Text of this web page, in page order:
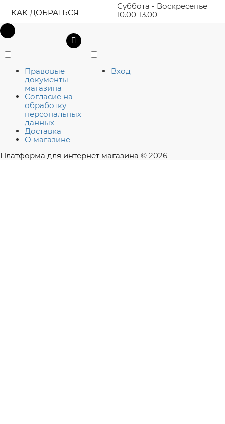
КАК ДОБРАТЬСЯ
Суббота - Воскресенье
10.00-13.00
Правовые
документы
магазина
Согласие на
обработку
персональных
данных
Доставка
О магазине
Вход
Платформа для интернет магазина © 2026